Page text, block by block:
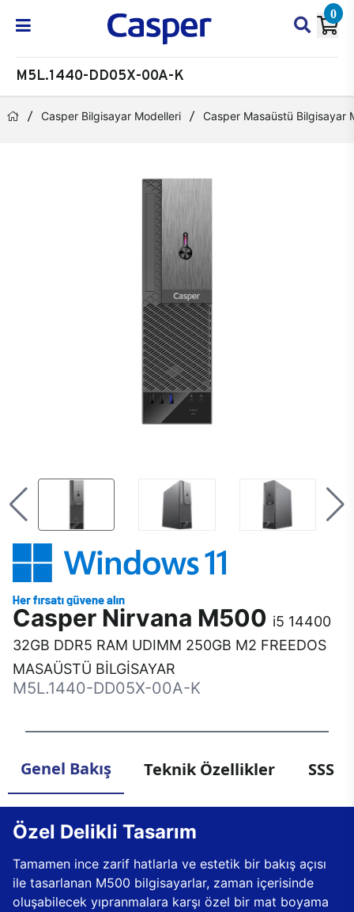
0
M5L.1440-DD05X-00A-K
Casper Bilgisayar Modelleri Casper Masaüstü Bilgisayar
Casper Nirvana M500 i5 14400
32GB DDR5 RAM UDIMM 250GB M2 FREEDOS
MASAÜSTÜ BİLGİSAYAR
M5L.1440-DD05X-00A-K
Genel Bakış Teknik Özellikler SSS
Özel Delikli Tasarım
Tamamen ince zarif hatlarla ve estetik bir bakış açısı
ile tasarlanan M500 bilgisayarlar, zaman içerisinde
oluşabilecek yıpranmalara karşı özel bir mat boyama